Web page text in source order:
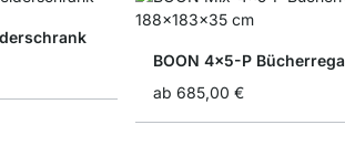
BOON 4x5-P
ab 685,00 €